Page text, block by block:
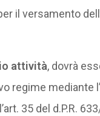
il versamento
attività, dovrà
regime mediante
35 del d.P.R.